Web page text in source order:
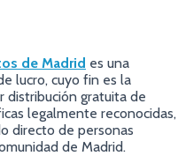
de Madrid es una
lucro, cuyo fin es la
distribución gratuita de
legalmente reconocidas,
directo de personas
de Madrid.